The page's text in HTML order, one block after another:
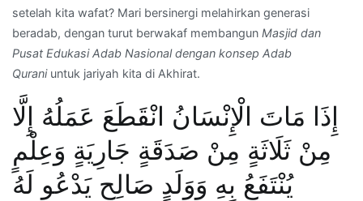
setelah kita wafat? Mari bersinergi melahirkan generasi
beradab, dengan turut berwakaf membangun Masjid dan
Pusat Edukasi Adab Nasional dengan konsep Adab
Quraniuntuk jariyah kita di Akhirat.
إِذَا مَاتَ الْإِنْسَانُ انْقَطَعَ عَمَلُهُ إِلَّا
مِنْ ثَلَاثَةٍ مِنْ صَدَقَةٍ جَارِيَةٍ وَعِلْمٍ
يُنْتَفَعُ بِهِ وَوَلَدٍ صَالِحٍ يَدْعُو لَهُ